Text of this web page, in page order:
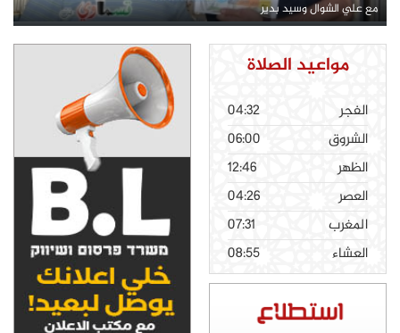
مع علي الشوال وسيد بدير
مواعيد الصلاة
الفجر
04:32
الشروق
06:00
الظهر
12:46
العصر
04:26
المغرب
07:31
العشاء
08:55